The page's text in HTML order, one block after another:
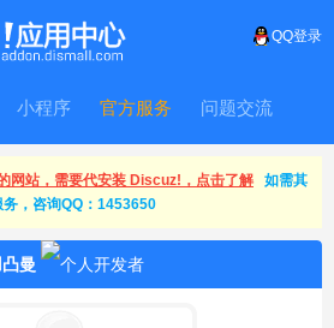
QQ登录
小程序 官方服务 问题交流
网站，需要代安装 Discuz!，点击了解
如需其
务，咨询QQ：1453650
凸曼